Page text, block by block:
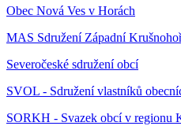
Obec Nová Ves v Horách
MAS Sdružení Západní
Severočeské sdružení obcí
SVOL - Sdružení vlastníků
SORKH - Svazek obcí v regionu